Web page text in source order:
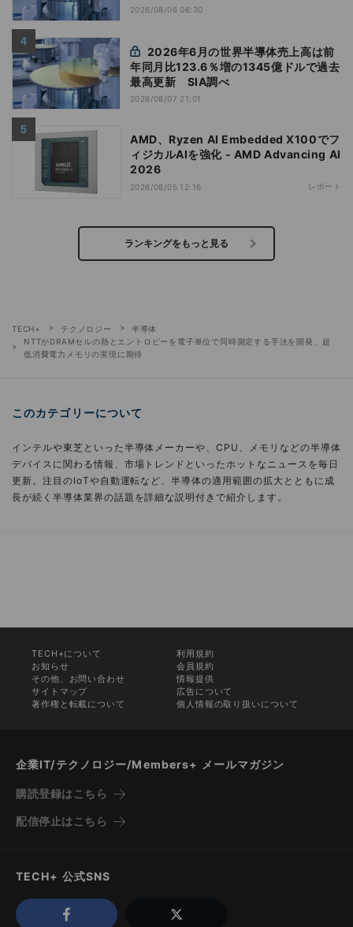
2026/08/06 06:30
年同月比123.6％増の1345億ドルで過去
最高更新 SIA調べ
2026/08/07 21:01
AMD、Ryzen AI Embedded X100でフ
ィジカルAIを強化 - AMD Advancing AI
2026
2026/08/05 12:16 レポート
ランキングをもっと見る
TECH+ テクノロジー
半導体
NTTがDRAMセルの熱とエントロピーを電子単位で同時測定する手法を開発、超
低消費電力メモリの実現に期待
このカテゴリーについて
インテルや東芝といった半導体メーカーや、CPU、メモリなどの半導体
デバイスに関わる情報、市場トレンドといったホットなニュースを毎日
更新。注目のIoTや自動運転など、半導体の適用範囲の拡大とともに成
長が続く半導体業界の話題を詳細な説明付きで紹介します。
TECH+について
利用規約
お知らせ
会員規約
その他、お問い合わせ
情報提供
サイトマップ
広告について
著作権と転載について
個人情報の取り扱いについて
企業IT/テクノロジー/Members+ メールマガジン
購読登録はこちら
配信停止はこちら
TECH+ 公式SNS